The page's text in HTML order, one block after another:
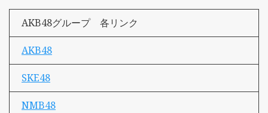
AKB48グループ 各リンク
AKB48
SKE48
NMB48